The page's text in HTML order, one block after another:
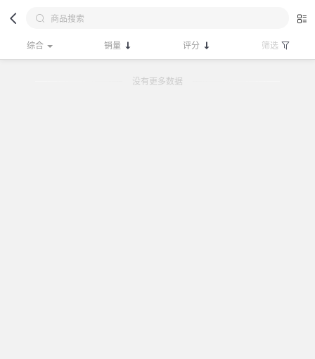
综合 销量 评分 筛选
没有更多数据